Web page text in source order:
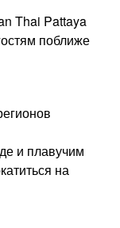
Thai Pattaya
поближе
и плавучим
на